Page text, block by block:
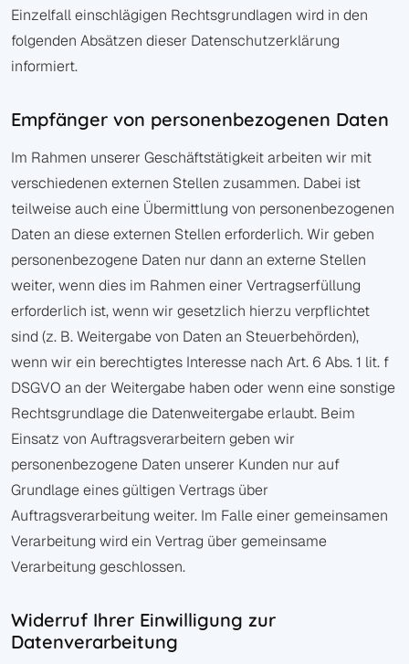
Einzelfall einschlägigen Rechtsgrundlagen wird in den
folgenden Absätzen dieser Datenschutzerklärung
informiert.
Empfänger von personenbezogenen Daten
Im Rahmen unserer Geschäftstätigkeit arbeiten wir mit
verschiedenen externen Stellen zusammen. Dabei ist
teilweise auch eine Übermittlung von personenbezogenen
Daten an diese externen Stellen erforderlich. Wir geben
personenbezogene Daten nur dann an externe Stellen
weiter, wenn dies im Rahmen einer Vertragserfüllung
erforderlich ist, wenn wir gesetzlich hierzu verpflichtet
sind (z. B. Weitergabe von Daten an Steuerbehörden),
wenn wir ein berechtigtes Interesse nach Art. 6 Abs. 1 lit. f
DSGVO an der Weitergabe haben oder wenn eine sonstige
Rechtsgrundlage die Datenweitergabe erlaubt. Beim
Einsatz von Auftragsverarbeitern geben wir
personenbezogene Daten unserer Kunden nur auf
Grundlage eines gültigen Vertrags über
Auftragsverarbeitung weiter. Im Falle einer gemeinsamen
Verarbeitung wird ein Vertrag über gemeinsame
Verarbeitung geschlossen.
Widerruf Ihrer Einwilligung zur
Datenverarbeitung